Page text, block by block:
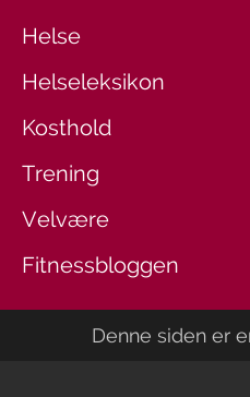
Helse
Helseleksikon
Kosthold
Trening
Velvære
Fitnessbloggen
Denne siden er